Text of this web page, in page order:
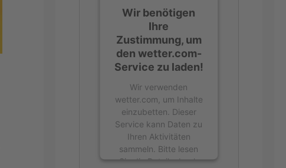
Wir benötigen
Ihre
Zustimmung, um
den wetter.com-
Service zu laden!
Wir verwenden
wetter.com, um Inhalte
einzubetten. Dieser
Service kann Daten zu
Ihren Aktivitäten
sammeln. Bitte lesen
Sie die Details durch